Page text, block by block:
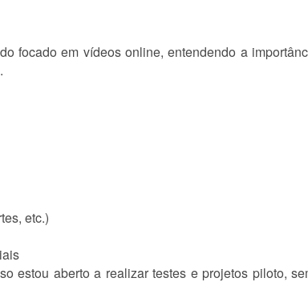
focado em vídeos online, entendendo a
etc.)
estou aberto a realizar testes e projetos piloto,